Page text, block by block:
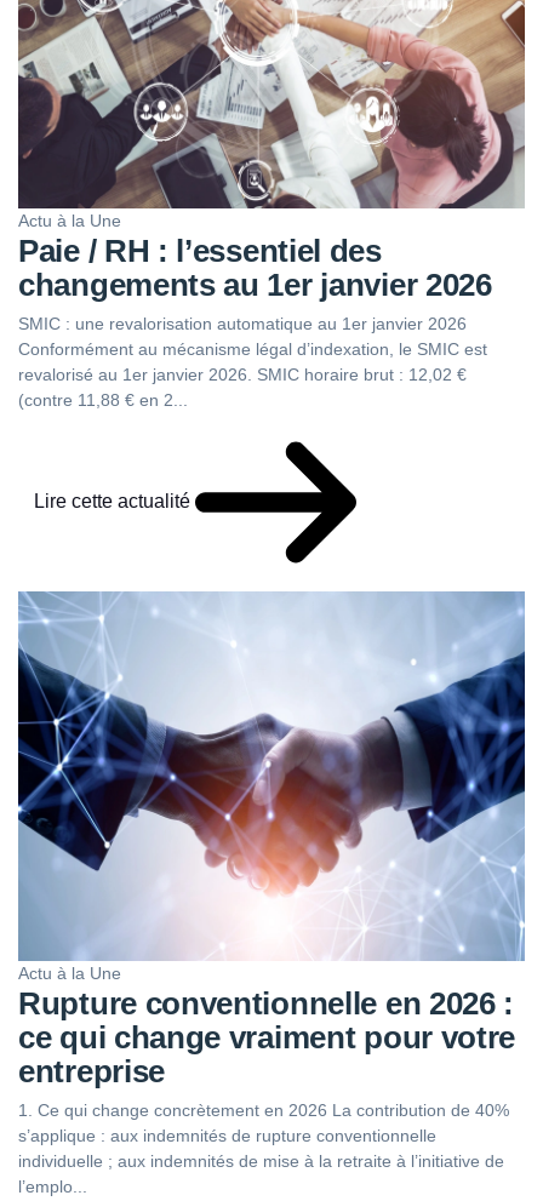
Actu à la Une
Paie / RH : l’essentiel des
changements au 1er janvier 2026
SMIC : une revalorisation automatique au 1er janvier 2026
Conformément au mécanisme légal d’indexation, le SMIC est
revalorisé au 1er janvier 2026. SMIC horaire brut : 12,02 €
(contre 11,88 € en 2...
Lire cette actualité
Actu à la Une
Rupture conventionnelle en 2026 :
ce qui change vraiment pour votre
entreprise
1. Ce qui change concrètement en 2026 La contribution de 40%
s’applique : aux indemnités de rupture conventionnelle
individuelle ; aux indemnités de mise à la retraite à l’initiative de
l’emplo...